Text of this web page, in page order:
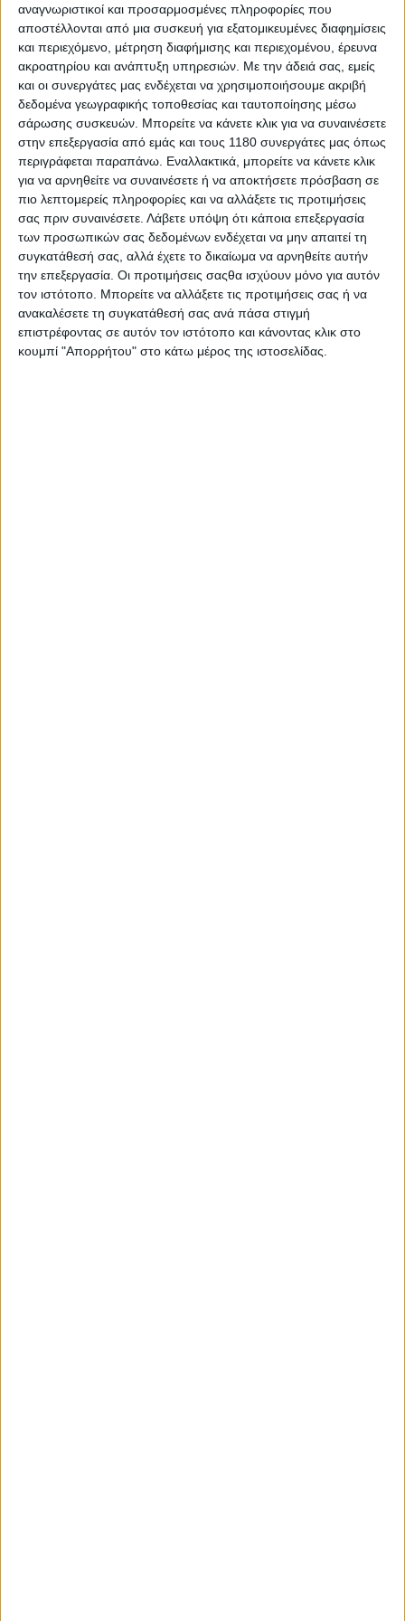
αναγνωριστικοί και προσαρμοσμένες πληροφορίες που
αποστέλλονται από μια συσκευή για εξατομικευμένες διαφημίσεις
και περιεχόμενο, μέτρηση διαφήμισης και περιεχομένου, έρευνα
ακροατηρίου και ανάπτυξη υπηρεσιών. Με την άδειά σας, εμείς
και οι συνεργάτες μας ενδέχεται να χρησιμοποιήσουμε ακριβή
δεδομένα γεωγραφικής τοποθεσίας και ταυτοποίησης μέσω
σάρωσης συσκευών. Μπορείτε να κάνετε κλικ για να συναινέσετε
στην επεξεργασία από εμάς και τους 1180 συνεργάτες μας όπως
περιγράφεται παραπάνω. Εναλλακτικά, μπορείτε να κάνετε κλικ
για να αρνηθείτε να συναινέσετε ή να αποκτήσετε πρόσβαση σε
πιο λεπτομερείς πληροφορίες και να αλλάξετε τις προτιμήσεις
σας πριν συναινέσετε. Λάβετε υπόψη ότι κάποια επεξεργασία
των προσωπικών σας δεδομένων ενδέχεται να μην απαιτεί τη
συγκατάθεσή σας, αλλά έχετε το δικαίωμα να αρνηθείτε αυτήν
την επεξεργασία. Οι προτιμήσεις σαςθα ισχύουν μόνο για αυτόν
τον ιστότοπο. Μπορείτε να αλλάξετε τις προτιμήσεις σας ή να
ανακαλέσετε τη συγκατάθεσή σας ανά πάσα στιγμή
επιστρέφοντας σε αυτόν τον ιστότοπο και κάνοντας κλικ στο
κουμπί "Απορρήτου" στο κάτω μέρος της ιστοσελίδας.
163 km/h δείχνουν ότι δεν θα πρόκειται για ένα απλό
αστικό μέσο, αλλά για ένα πραγματικό sport-touring
ηλεκτρικό scooter.
Ηαυτονομία, σύμφωνα με τα στοιχεία της S2
πλατφόρμας, φτάνει τα113 kmσε μικτές συνθήκες